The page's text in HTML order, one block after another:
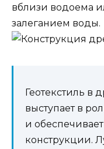
вблизи водоема
залеганием воды.
Геотекстиль в
выступает в
и
конструкции.